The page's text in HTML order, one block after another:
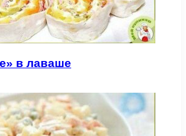
в лаваше